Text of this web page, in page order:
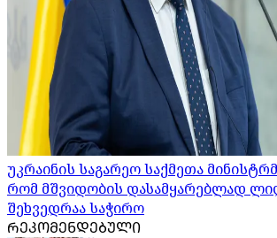
უკრაინის საგარეო საქმეთა
რომ მშვიდობის დასამყარებლად
შეხვედრაა საჭირო
ᲠᲔᲙᲝᲛᲔᲜᲓᲔᲑᲣᲚᲘ